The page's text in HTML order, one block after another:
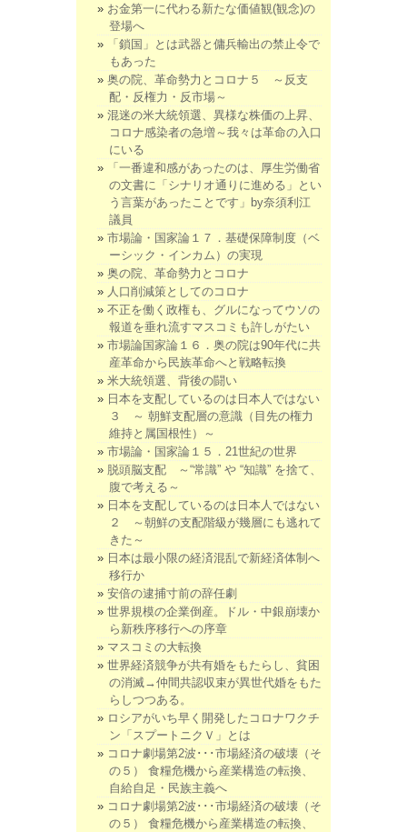
お金第一に代わる新たな価値観(観念)の
登場へ
「鎖国」とは武器と傭兵輸出の禁止令で
もあった
奥の院、革命勢力とコロナ５ ～反支
配・反権力・反市場～
混迷の米大統領選、異様な株価の上昇、
コロナ感染者の急増～我々は革命の入口
にいる
「一番違和感があったのは、厚生労働省
の文書に「シナリオ通りに進める」とい
う言葉があったことです」by奈須利江
議員
市場論・国家論１７．基礎保障制度（ベ
ーシック・インカム）の実現
奥の院、革命勢力とコロナ
人口削減策としてのコロナ
不正を働く政権も、グルになってウソの
報道を垂れ流すマスコミも許しがたい
市場論国家論１６．奥の院は90年代に共
産革命から民族革命へと戦略転換
米大統領選、背後の闘い
日本を支配しているのは日本人ではない
３ ～ 朝鮮支配層の意識（目先の権力
維持と属国根性）～
市場論・国家論１５．21世紀の世界
脱頭脳支配 ～“常識” や “知識” を捨て、
腹で考える～
日本を支配しているのは日本人ではない
２ ～朝鮮の支配階級が幾層にも逃れて
きた～
日本は最小限の経済混乱で新経済体制へ
移行か
安倍の逮捕寸前の辞任劇
世界規模の企業倒産。ドル・中銀崩壊か
ら新秩序移行への序章
マスコミの大転換
世界経済競争が共有婚をもたらし、貧困
の消滅→仲間共認収束が異世代婚をもた
らしつつある。
ロシアがいち早く開発したコロナワクチ
ン「スプートニクＶ」とは
コロナ劇場第2波･･･市場経済の破壊（そ
の５） 食糧危機から産業構造の転換、
自給自足・民族主義へ
コロナ劇場第2波･･･市場経済の破壊（そ
の５） 食糧危機から産業構造の転換、